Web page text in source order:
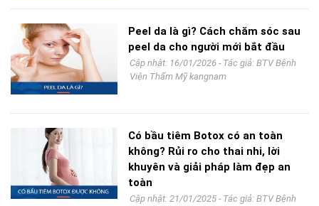
Peel da là gì? Cách chăm sóc sau
peel da cho người mới bắt đầu
Cập nhật: 16/01/2026 - Tác giả: BTV Bệnh
Viện Thẩm Mỹ kangnam
Có bầu tiêm Botox có an toàn
không? Rủi ro cho thai nhi, lời
khuyên và giải pháp làm đẹp an
toàn
Cập nhật: 21/01/2025 - Tác giả: BTV Bệnh